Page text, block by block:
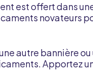
est offert dans
novateurs
autre bannière
Apportez